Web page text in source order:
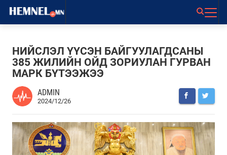
НИЙСЛЭЛ ҮҮСЭН БАЙГУУЛАГДСАНЫ
385 ЖИЛИЙН ОЙД ЗОРИУЛАН ГУРВАН
МАРК БҮТЭЭЖЭЭ
ADMIN
2024/12/26